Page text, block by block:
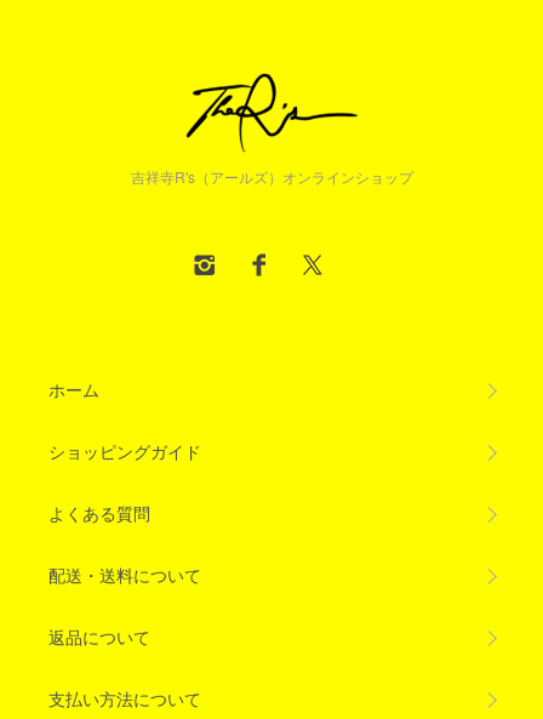
吉祥寺R's（アールズ）オンラインショップ
ホーム
ショッピングガイド
よくある質問
配送・送料について
返品について
支払い方法について